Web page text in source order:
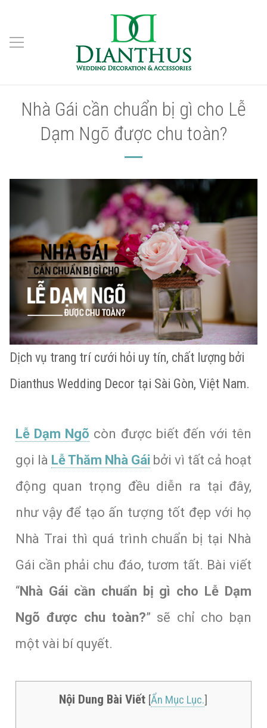
Nhà Gái cần chuẩn bị gì cho Lễ
Dạm Ngõ được chu toàn?
Dịch vụ trang trí cưới hỏi uy tín, chất lượng bởi
Dianthus Wedding Decor tại Sài Gòn, Việt Nam.
Lễ Dạm Ngõ còn được biết đến với tên
gọi là Lễ Thăm Nhà Gái bởi vì tất cả hoạt
động quan trọng đều diễn ra tại đây,
như vậy để tạo ấn tượng tốt đẹp với họ
Nhà Trai thì quá trình chuẩn bị tại Nhà
Gái cần phải chu đáo, tươm tất. Bài viết
“Nhà Gái cần chuẩn bị gì cho Lễ Dạm
Ngõ được chu toàn?” sẽ chỉ cho bạn
một vài bí quyết.
Nội Dung Bài Viết [Ẩn Mục Lục.]